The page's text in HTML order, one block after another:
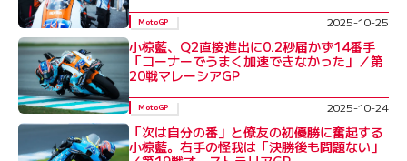
MotoGP 2025-10-25
小椋藍、Q2直接進出に0.2秒届かず14番手
「コーナーでうまく加速できなかった」／第
20戦マレーシアGP
MotoGP 2025-10-24
「次は自分の番」と僚友の初優勝に奮起する
小椋藍。右手の怪我は「決勝後も問題ない」